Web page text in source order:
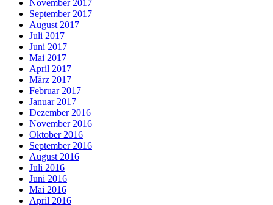
November 2017
September 2017
August 2017
Juli 2017
Juni 2017
Mai 2017
April 2017
März 2017
Februar 2017
Januar 2017
Dezember 2016
November 2016
Oktober 2016
September 2016
August 2016
Juli 2016
Juni 2016
Mai 2016
April 2016